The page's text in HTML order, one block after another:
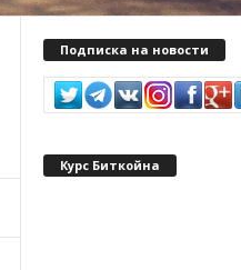
Подписка на новости
Курс Биткойна